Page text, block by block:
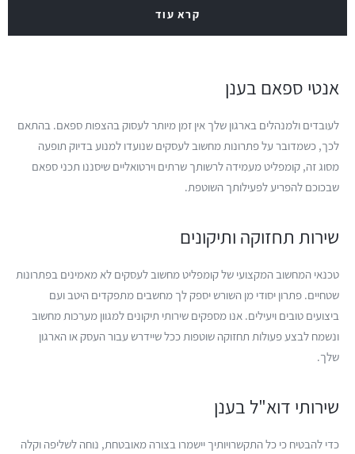
קרא עוד
אנטי ספאם בענן
לעובדים ולמנהלים בארגון שלך אין זמן מיותר לעסוק בהצפות ספאם. בהתאם
לכך, כשמדובר על פתרונות מחשוב לעסקים שנועדו למנוע בדיוק תופעה
מסוג זה, קומפליט מעמידה לרשותך שרתים וירטואליים שיסננו תכני ספאם
שבכוכם להפריע לפעילותך השוטפת.
שירות תחזוקה ותיקונים
טכנאי המחשוב המקצועי של קומפליט מחשוב לעסקים לא מאמינים בפתרונות
שטחיים. פתרון יסודי מן השורש יספק לך מחשבים מתפקדים היטב ועם
ביצועים טובים ויעילים. אנו מספקים שירותי תיקונים למגוון מערכות מחשוב
ונשמח לבצע פעולות תחזוקה שוטפות ככל שיידרש עבור העסק או הארגון
שלך.
שירותי דוא"ל בענן
כדי להבטיח כי כל התקשרויותיך יישמרו בצורה מאובטחת, נוחה לשליפה וקלה